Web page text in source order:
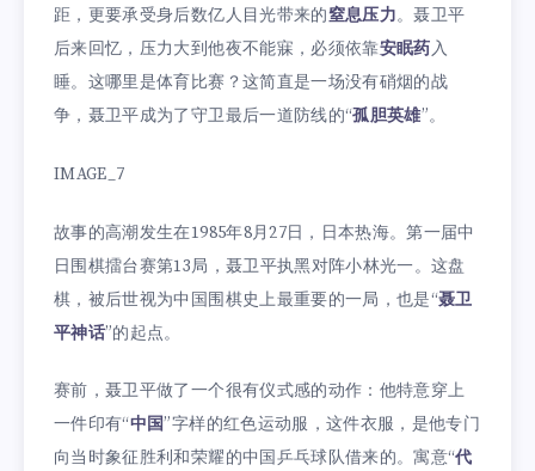
距，更要承受身后数亿人目光带来的窒息压力。聂卫平
后来回忆，压力大到他夜不能寐，必须依靠安眠药入
睡。这哪里是体育比赛？这简直是一场没有硝烟的战
争，聂卫平成为了守卫最后一道防线的“孤胆英雄”。
IMAGE_7
故事的高潮发生在1985年8月27日，日本热海。第一届中
日围棋擂台赛第13局，聂卫平执黑对阵小林光一。这盘
棋，被后世视为中国围棋史上最重要的一局，也是“聂卫
平神话”的起点。
赛前，聂卫平做了一个很有仪式感的动作：他特意穿上
一件印有“中国”字样的红色运动服，这件衣服，是他专门
向当时象征胜利和荣耀的中国乒乓球队借来的。寓意“代